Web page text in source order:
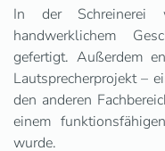
In der
handwerklichem
gefertigt. Außerdem
Lautsprecherprojekt –
den anderen
einem
wurde.